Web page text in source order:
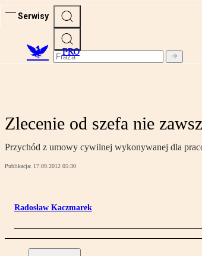
Serwisy
PRO
Zlecenie od szefa nie
Przychód z umowy cywilnej wykonywanej dla
Publikacja: 17.09.2012 05:30
Radosław Kaczmarek